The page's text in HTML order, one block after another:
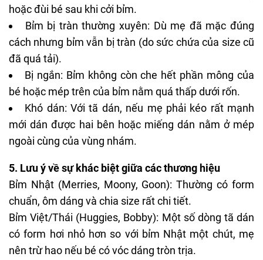
hoặc đùi bé sau khi cởi bỉm.
Bỉm bị tràn thường xuyên: Dù mẹ đã mặc đúng
cách nhưng bỉm vẫn bị tràn (do sức chứa của size cũ
đã quá tải).
Bị ngắn: Bỉm không còn che hết phần mông của
bé hoặc mép trên của bỉm nằm quá thấp dưới rốn.
Khó dán: Với tã dán, nếu mẹ phải kéo rất mạnh
mới dán được hai bên hoặc miếng dán nằm ở mép
ngoài cùng của vùng nhám.
5. Lưu ý về sự khác biệt giữa các thương hiệu
Bỉm Nhật (Merries, Moony, Goon): Thường có form
chuẩn, ôm dáng và chia size rất chi tiết.
Bỉm Việt/Thái (Huggies, Bobby): Một số dòng tã dán
có form hơi nhỏ hơn so với bỉm Nhật một chút, mẹ
nên trừ hao nếu bé có vóc dáng tròn trịa.